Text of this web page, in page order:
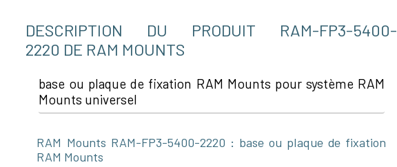
DESCRIPTION DU PRODUIT RAM-FP3-5400-
2220 DE RAM MOUNTS
base ou plaque de fixation RAM Mounts pour système RAM
Mounts universel
RAM Mounts RAM-FP3-5400-2220 : base ou plaque de fixation
RAM Mounts